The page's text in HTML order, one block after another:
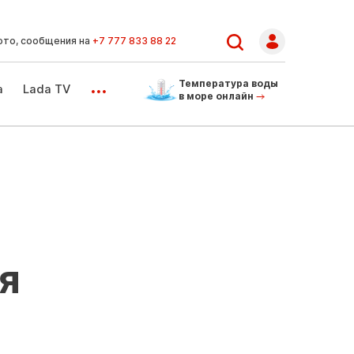
сообщения на +7 777 833 88 22
Lada TV ...
Температура воды
в море онлайн